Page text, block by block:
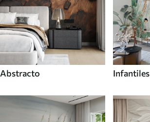
Abstracto Infantiles